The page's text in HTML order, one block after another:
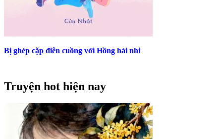
Bị ghép cặp điên cuồng với Hồng hài nhi
Truyện hot hiện nay